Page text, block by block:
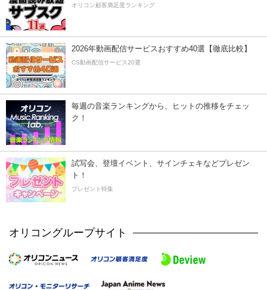
オリコン顧客満足度ランキング
2026年動画配信サービスおすすめ40選【徹底比較】
CS動画配信サービス20選
毎週の音楽ランキングから、ヒットの推移をチェッ
ク！
試写会、登壇イベント、サインチェキなどプレゼン
ト！
プレゼント特集
オリコングループサイト